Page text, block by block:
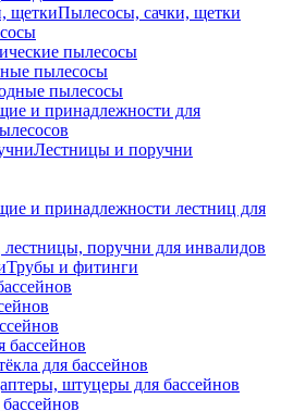
Пылесосы, сачки, щетки
пылесосы
пылесосы
пылесосы
и принадлежности для
Лестницы и поручни
и принадлежности лестниц для
поручни для инвалидов
Трубы и фитинги
бассейнов
для бассейнов
штуцеры для бассейнов